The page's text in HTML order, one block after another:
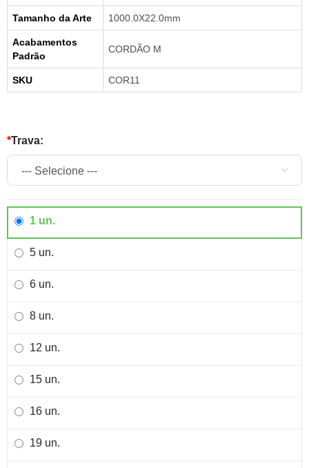
Tamanho da Arte 1000.0X22.0mm
Acabamentos
Padrão
CORDÃO M
SKU COR11
* trava:
1 un.
5 un.
6 un.
8 un.
12 un.
15 un.
16 un.
19 un.